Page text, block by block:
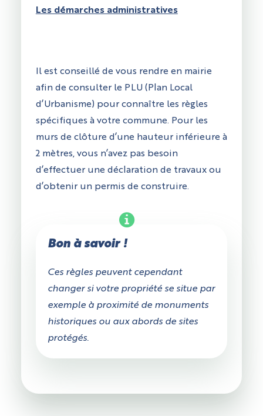
Les démarches administratives
Il est conseillé de vous rendre en mairie
afin de consulter le PLU (Plan Local
d’Urbanisme) pour connaître les règles
spécifiques à votre commune. Pour les
murs de clôture d’une hauteur inférieure à
2 mètres, vous n’avez pas besoin
d’effectuer une déclaration de travaux ou
d’obtenir un permis de construire.
Bon à savoir !
Ces règles peuvent cependant
changer si votre propriété se situe par
exemple à proximité de monuments
historiques ou aux abords de sites
protégés.